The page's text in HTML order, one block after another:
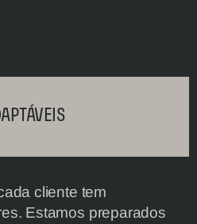
cliente tem
Estamos preparados